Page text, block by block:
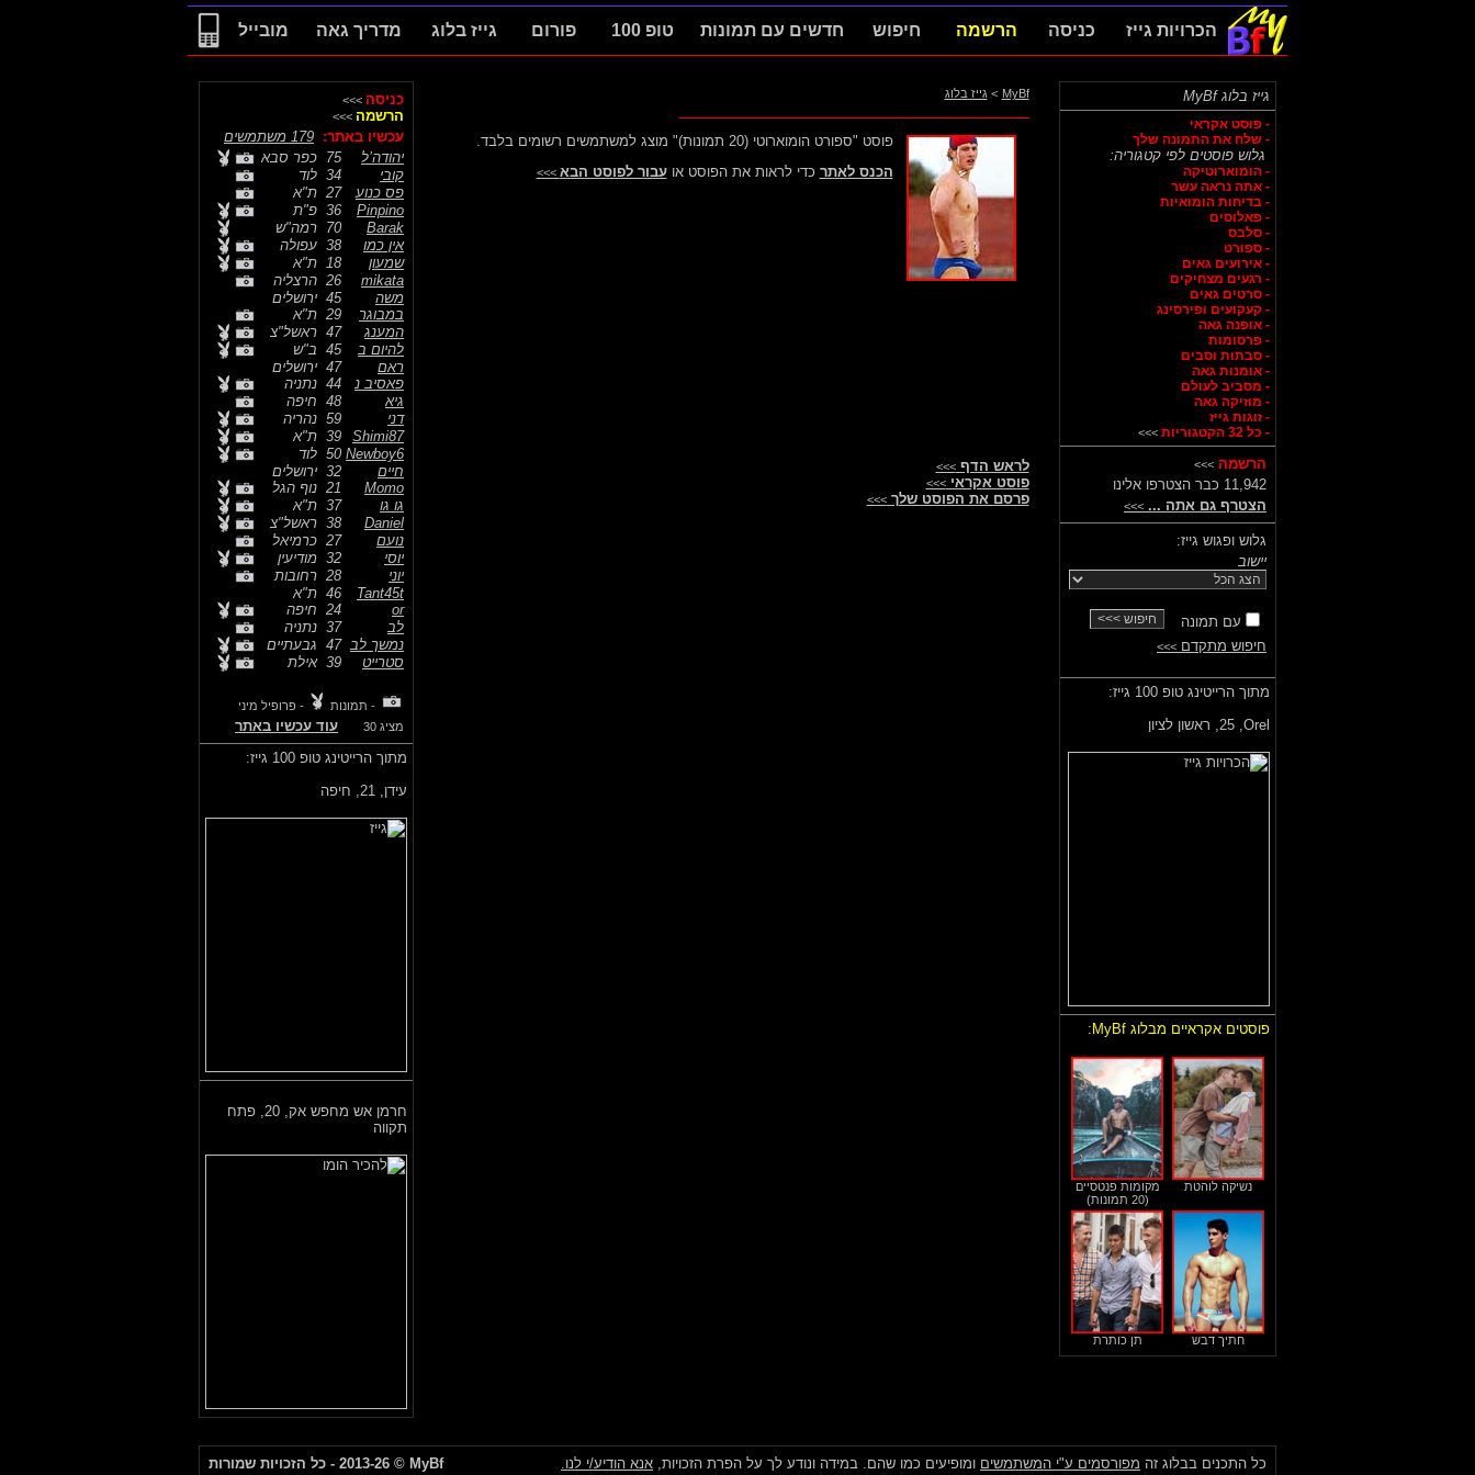
הכרויות גייז כניסה הרשמה חיפוש חדשים עם תמונות טופ 100 פורום גייז בלוג מדריך גאה מובייל
גייז בלוג MyBf
- פוסט אקראי
- שלח את התמונה שלך
גלוש פוסטים לפי קטגוריה:
- הומוארוטיקה
- אתה נראה עשר
- בדיחות הומואיות
- פאלוסים
- סלבס
- ספורט
- אירועים גאים
- רגעים מצחיקים
- סרטים גאים
- קעקועים ופירסינג
- אופנה גאה
- פרסומות
- סבתות וסבים
- אומנות גאה
- מסביב לעולם
- מוזיקה גאה
- זוגות גייז
- כל 32 הקטגוריות
>>>
הרשמה >>>
11,942 כבר הצטרפו אלינו
הצטרף גם אתה ... >>>
גלוש ופגוש גייז:
יישוב
עם תמונה
חיפוש מתקדם >>>
מתוך הרייטינג טופ 100 גייז:
Orel, 25, ראשון לציון
פוסטים אקראיים מבלוג MyBf:
נשיקה לוהטת
מקומות פנטסיים
(20 תמונות)
חתיך דבש תן כותרת
MyBf
> גייז בלוג
פוסט "ספורט הומוארוטי (20 תמונות)" מוצג למשתמשים רשומים בלבד.
הכנס לאתר כדי לראות את הפוסט אועבור לפוסט הבא >>>
לראש הדף>>>
פוסט אקראי>>>
פרסם את הפוסט שלך>>>
כניסה >>>
הרשמה >>>
עכשיו באתר: 179 משתמשים
יהודה’ל
75
כפר סבא
קובי
לוד
פס כנוע
27
ת"א
Pinpino
פ"ת
Barak
רמה"ש
אין כמו
עפולה
שמעון
ת"א
mikata
הרצליה
משה
45
ירושלים
במבוגר
ת"א
המענג
47
ראשל"צ
להיום ב
45
ב"ש
ראם
47
ירושלים
פאסיב נ
נתניה
גיא
חיפה
דני
נהריה
Shimi87
ת"א
Newboy6
לוד
חיים
ירושלים
Momo
נוף הגל
גו גו
37
ת"א
Daniel
ראשל"צ
נועם
27
כרמיאל
יוסי
מודיעין
יוני
רחובות
Tant45t
ת"א
or
חיפה
לב
37
נתניה
נמשך לב 47
גבעתיים
סטרייט
אילת
- תמונות
- פרופיל מיני
מציג 30
עוד עכשיו באתר
מתוך הרייטינג טופ 100 גייז:
עידן, 21, חיפה
חרמן אש מחפש אק,
20, פתח
תקווה
כל התכנים בבלוג זה מפורסמים ע"י המשתמשים ומופיעים כמו שהם. במידה ונודע לך על הפרת הזכויות, אנא הודיע/י לנו. MyBf © 2013-26 - כל הזכויות שמורות